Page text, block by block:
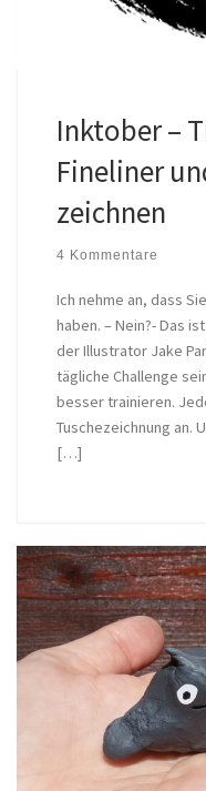
Inktober –
Fineliner
zeichnen
4 Kommentare
Ich nehme an, dass
haben. – Nein?- Das
der Illustrator Jake
tägliche Challenge
besser trainieren.
Tuschezeichnung an.
[…]